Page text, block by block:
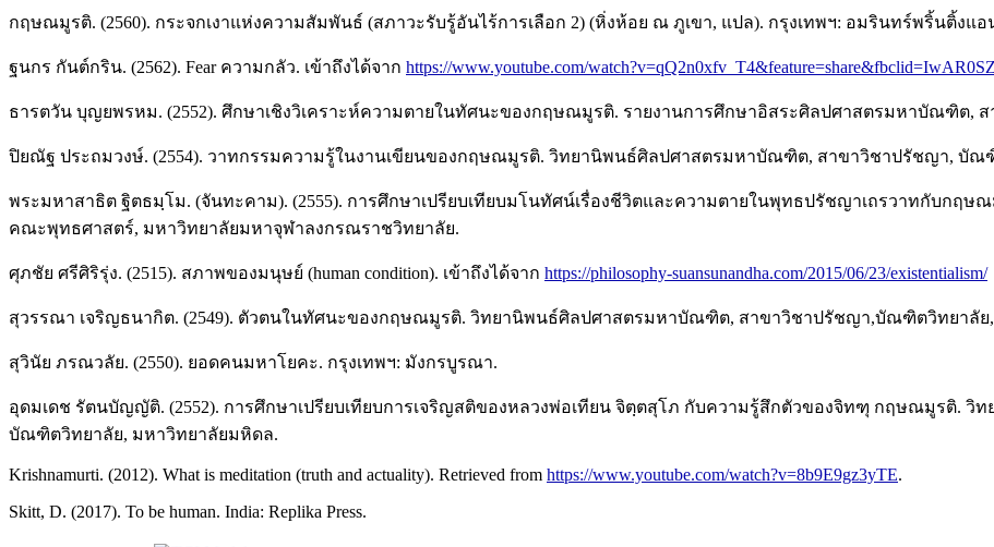
กฤษณมูรติ. (2560). กระจกเงาแห่งความสัมพันธ์ (สภาวะรับรู้อันไร้การเลือก 2) (หิ่งห้อย ณ ภูเขา, แปล). กรุงเทพฯ: อมรินทร์พริ้นติ้งแ
ฐนกร กันต์กริน. (2562). Fear ความกลัว. เข้าถึงได้จาก https://www.youtube.com/
ธารตวัน บุญยพรหม. (2552). ศึกษาเชิงวิเคราะห์ความตายในทัศนะของกฤษณมูรติ. รายงานการศึกษาอิสระศิลปศาสตรมหาบัณฑิต
ปิยณัฐ ประถมวงษ์. (2554). วาทกรรมความรู้ในงานเขียนของกฤษณมูรติ. วิทยานิพนธ์ศิลปศาสตรมหาบัณฑิต, สาขาวิชาปรัชญา, บัณ
พระมหาสาธิต ฐิตธมฺโม. (จันทะคาม). (2555). การศึกษาเปรียบเทียบมโนทัศน์เรื่องชีวิตและความตายในพุทธปรัชญาเถรวาทกับก
คณะพุทธศาสตร์, มหาวิทยาลัยมหาจุฬาลงกรณราชวิทยาลัย.
ศุภชัย ศรีศิริรุ่ง. (2515). สภาพของมนุษย์ (human condition). เข้าถึงได้จาก https://philosophy-suansunandha.com/2015/06/23/existentialism/
สุวรรณา เจริญธนากิต. (2549). ตัวตนในทัศนะของกฤษณมูรติ. วิทยานิพนธ์ศิลปศาสตรมหาบัณฑิต, สาขาวิชาปรัชญา,บัณฑิตวิทยาลัย,
สุวินัย ภรณวลัย. (2550). ยอดคนมหาโยคะ. กรุงเทพฯ: มังกรบูรณา.
อุดมเดช รัตนบัญญัติ. (2552). การศึกษาเปรียบเทียบการเจริญสติของหลวงพ่อเทียน จิตฺตสุโภ กับความรู้สึกตัวของจิทฑุ กฤษณมูรติ.
บัณฑิตวิทยาลัย, มหาวิทยาลัยมหิดล.
Krishnamurti. (2012). What is meditation (truth and actuality). Retrieved from https://www.youtube.com/watch?v=8b9E9gz3yTE.
Skitt, D. (2017). To be human. India: Replika Press.